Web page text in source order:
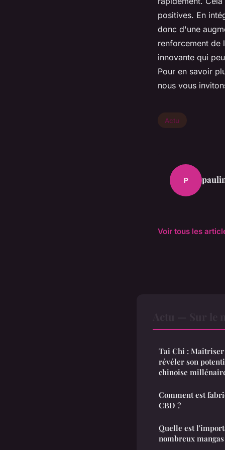
positives. En
donc d'une
renforcement de
innovante qui
Pour en savoir
nous vous
Actu
P
Voir tous les
Tai Chi :
révéler son
chinoise
Comment est
CBD ?
Quelle est
nombreux